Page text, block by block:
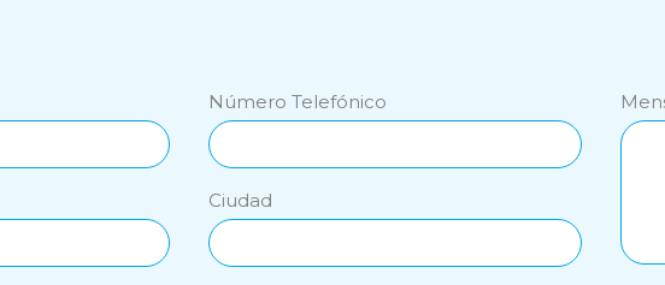
Número Telefónico
Ciudad